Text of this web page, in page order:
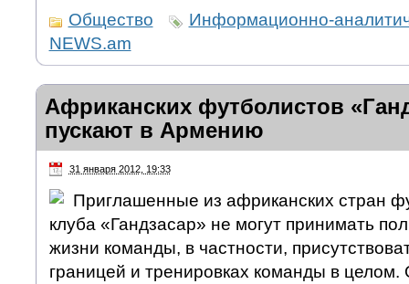
Общество
Информационно-
NEWS.am
Африканских футболистов
пускают в Армению
31 января 2012, 19:33
Приглашенные из африканских стран
клуба «Гандзасар» не могут принимать
жизни команды, в частности,
границей и тренировках команды в целом.